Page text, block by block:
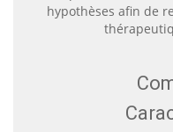
hypothèses afin de